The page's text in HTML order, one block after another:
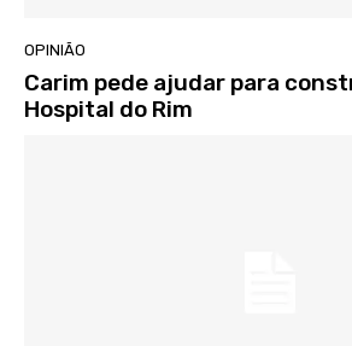
OPINIÃO
Carim pede ajudar para
Hospital do Rim